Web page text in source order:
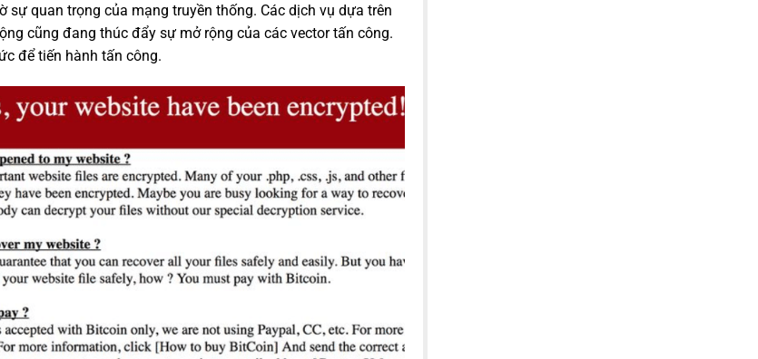
quan trọng của mạng truyền thống. Các dịch vụ dựa trên
cũng đang thúc đẩy sự mở rộng của các vector tấn công.
để tiến hành tấn công.